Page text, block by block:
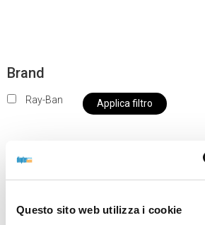
Questo sito web utilizza i cookie
Brand
Ray-Ban Applica filtro
nostro negozio non saranno